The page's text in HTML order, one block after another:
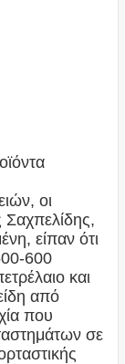
οι
Σαχπελίδης,
είπαν ότι
600
και
από
που
σε